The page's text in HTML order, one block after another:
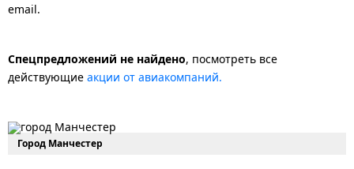
email.
Спецпредложений не найдено, посмотреть все
действующие акции от авиакомпаний.
Город Манчестер